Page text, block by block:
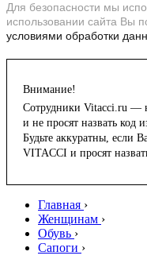
Для безопасности мы
использовании сайта Вы
условиями обработки
Внимание!
Сотрудники Vitacci.ru —
и не просят назвать код
Будьте аккуратны, если
VITACCI и просят
Главная ›
Женщинам ›
Обувь ›
Сапоги ›